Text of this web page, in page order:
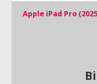
Apple iPad Pro